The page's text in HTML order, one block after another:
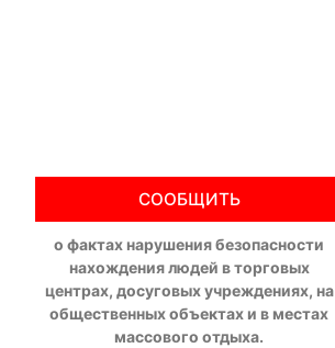
СООБЩИТЬ
о фактах нарушения безопасности
нахождения людей в торговых
центрах, досуговых учреждениях, на
общественных объектах и в местах
массового отдыха.